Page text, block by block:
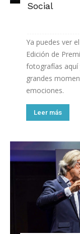
Social
Ya puedes ver
Edición de
fotografías aquí
grandes
emociones.
Leer más